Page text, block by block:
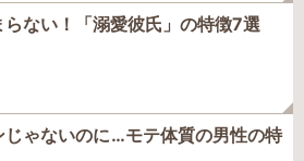
らない！「溺愛彼氏」の特徴7選
じゃないのに…モテ体質の男性の特